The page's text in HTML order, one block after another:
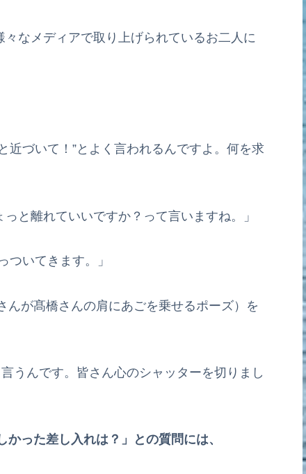
なメディアで取り上げられているお二人に
近づいて！”とよく言われるんですよ。何を求
と離れていいですか？って言いますね。」
ついてきます。」
が髙橋さんの肩にあごを乗せるポーズ）を
うんです。皆さん心のシャッターを切りまし
った差し入れは？」との質問には、